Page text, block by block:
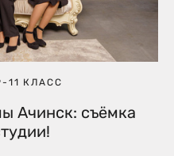
11 КЛАСС
Ачинск: съёмка